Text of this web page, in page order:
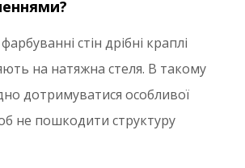
стін дрібні краплі
на натяжна стеля. В такому
дотримуватися особливої
не пошкодити структуру